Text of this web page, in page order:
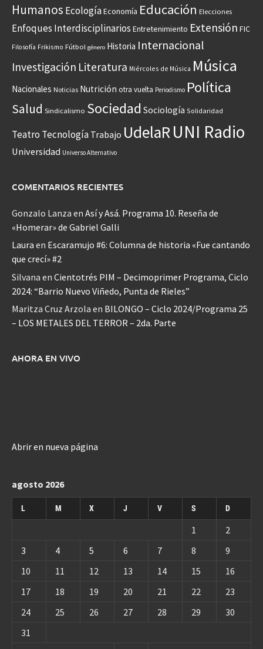
Humanos EcologíaEconomía Educación Elecciones
Enfoques Interdisciplinarios Entretenimiento Extensión FIC
Filosofía Frikismo Fútbol género Historia Internacional
Investigación Literatura Miércoles de Música Música
Nacionales Noticias Nutrición otra vuelta Periodismo Política
Salud Sindicalismo Sociedad Sociología Solidaridad
Teatro Tecnología Trabajo UdelaRUNI Radio
Universidad Universo Alternativo
COMENTARIOS RECIENTES
Gonzalo Lanza en Así y Asá. Programa 10. Reseña de
«Homerar» de Gabriel Galli
Laura en Escaramujo #6: Columna de historia «Fue cantando
que crecí» #2
Silvana en Cientotrés PIM – Decimoprimer Programa, Ciclo
2024: “Barrio Nuevo Viñedo, Punta de Rieles”
Maritza Cruz Arzola en BILONGO – Ciclo 2024/Programa 25
– LOS METALES DEL TERROR – 2da. Parte
AHORA EN VIVO
Abrir en nueva página
agosto 2026
L M X J V S D
1
2
3
4 5 6 7 8
9
10
11 12 13 14 15
16
17
18 19 20 21 22
23
24
25 26 27 28 29
30
31